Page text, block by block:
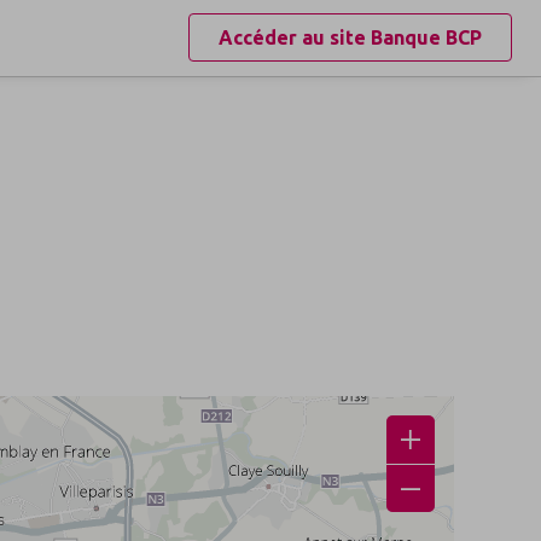
Accéder au site Banque BCP